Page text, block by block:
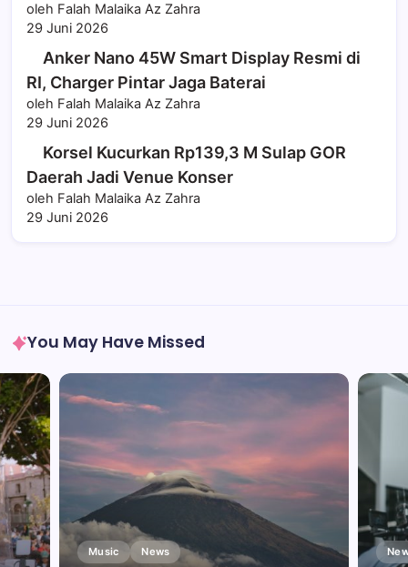
oleh Falah Malaika Az Zahra
29 Juni 2026
Anker Nano 45W Smart Display Resmi di
RI, Charger Pintar Jaga Baterai
oleh Falah Malaika Az Zahra
29 Juni 2026
Korsel Kucurkan Rp139,3 M Sulap GOR
Daerah Jadi Venue Konser
oleh Falah Malaika Az Zahra
29 Juni 2026
You May Have Missed
Music News